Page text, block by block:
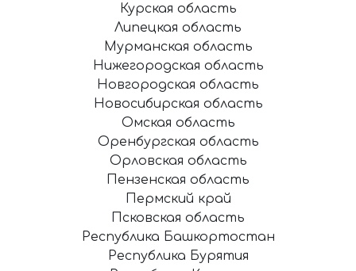
Курская область
Липецкая область
Мурманская область
Нижегородская область
Новгородская область
Новосибирская область
Омская область
Оренбургская область
Орловская область
Пензенская область
Пермский край
Псковская область
Республика Башкортостан
Республика Бурятия